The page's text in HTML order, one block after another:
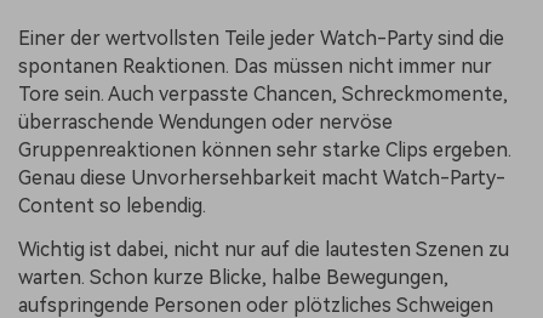
Einer der wertvollsten Teile jeder Watch-Party sind die
spontanen Reaktionen. Das müssen nicht immer nur
Tore sein. Auch verpasste Chancen, Schreckmomente,
überraschende Wendungen oder nervöse
Gruppenreaktionen können sehr starke Clips ergeben.
Genau diese Unvorhersehbarkeit macht Watch-Party-
Content so lebendig.
Wichtig ist dabei, nicht nur auf die lautesten Szenen zu
warten. Schon kurze Blicke, halbe Bewegungen,
aufspringende Personen oder plötzliches Schweigen